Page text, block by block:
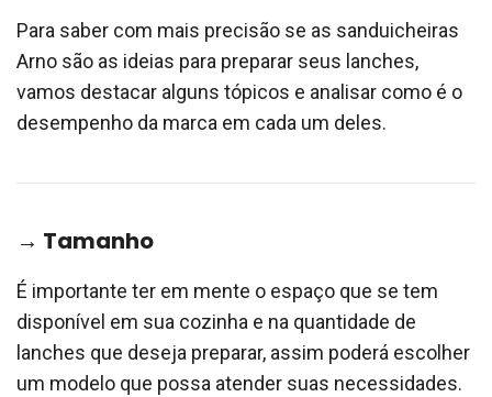
Para saber com mais precisão se as sanduicheiras
Arno são as ideias para preparar seus lanches,
vamos destacar alguns tópicos e analisar como é o
desempenho da marca em cada um deles.
→ Tamanho
É importante ter em mente o espaço que se tem
disponível em sua cozinha e na quantidade de
lanches que deseja preparar, assim poderá escolher
um modelo que possa atender suas necessidades.